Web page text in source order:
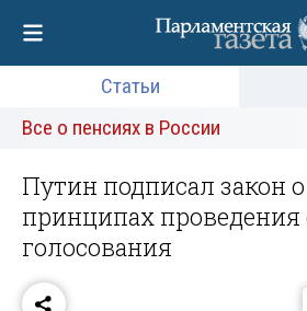
Статьи
Все о пенсиях в России
Путин подписал закон
принципах
голосования